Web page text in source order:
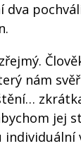
dva
nám
jej